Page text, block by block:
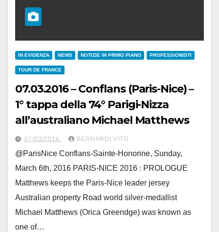
IN EVIDENZA NEWS NOTIZIE IN PRIMO PIANO PROFESSIONISTI
TOUR DE FRANCE
07.03.2016 – Conflans (Paris-Nice) –
1° tappa della 74° Parigi-Nizza
all’australiano Michael Matthews
07/03/2016 BERNARDI VITO
@ParisNice Conflans-Sainte-Honorine, Sunday,
March 6th, 2016 PARIS-NICE 2016 : PROLOGUE
Matthews keeps the Paris-Nice leader jersey
Australian property Road world silver-medallist
Michael Matthews (Orica Greendge) was known as
one of…